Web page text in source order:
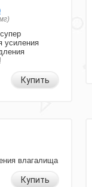
усиления
Купить
влагалища
Купить